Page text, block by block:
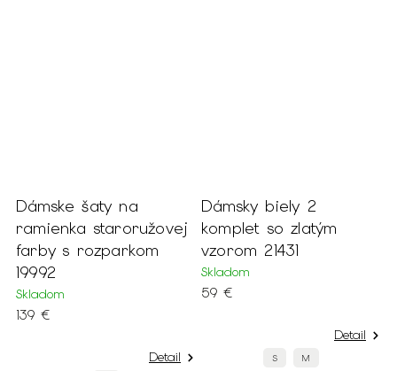
Dámske šaty na
ramienka staroružovej
farby s rozparkom
19992
Skladom
139 €
Detail
Dámsky biely 2
komplet so zlatým
vzorom 21431
Skladom
59 €
Detail
S M